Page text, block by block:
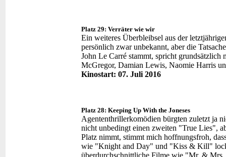
Platz 29: Verräter wie wir
Ein weiteres Überbleibsel aus der
persönlich zwar unbekannt, aber die
John Le Carré stammt, spricht
McGregor, Damian Lewis, Naomie Harris
Kinostart: 07. Juli 2016
Platz 28: Keeping Up With the Joneses
Agententhrillerkomödien bürgten zuletzt ja
nicht unbedingt einen zweiten "True Lies",
Platz nimmt, stimmt mich hoffnungsfroh,
wie "Knight and Day" und "Kiss & Kill"
überdurchschnittliche Filme wie "Mr. &